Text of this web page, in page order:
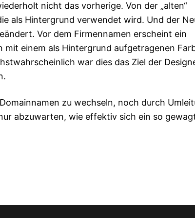
nicht das vorherige. Von der „alten“
als Hintergrund verwendet wird. Und der
Vor dem Firmennamen erscheint ein
mit einem als Hintergrund aufgetragenen
war dies das Ziel der
zu wechseln, noch durch
abzuwarten, wie effektiv sich ein so